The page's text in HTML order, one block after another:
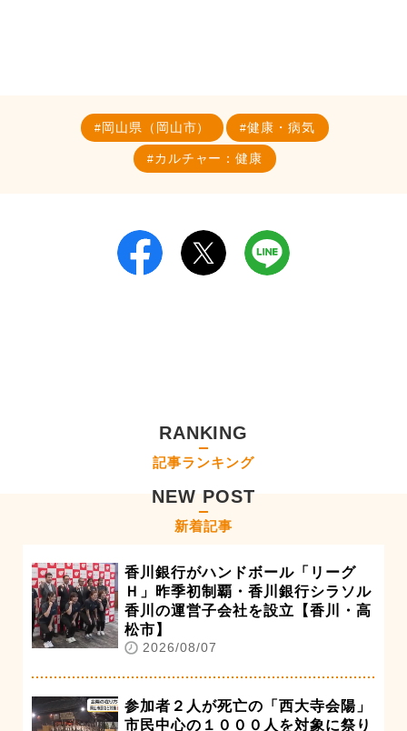
岡山県（岡山市） 健康・病気
カルチャー：健康
RANKING
記事ランキング
NEW POST
新着記事
香川銀行がハンドボール「リーグ
Ｈ」昨季初制覇・香川銀行シラソル
香川の運営子会社を設立【香川・高
松市】
2026/08/07
参加者２人が死亡の「西大寺会陽」
市民中心の１０００人を対象に祭り